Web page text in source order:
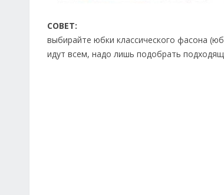
СОВЕТ:
выбирайте юбки классического фасона
идут всем, надо лишь подобрать